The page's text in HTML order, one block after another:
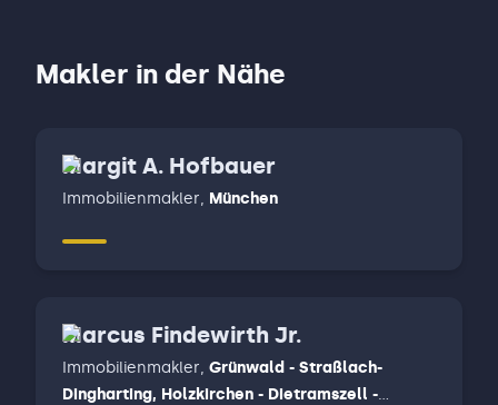
Makler in der Nähe
Margit A. Hofbauer
Immobilienmakler, München
Marcus Findewirth Jr.
Immobilienmakler, Grünwald - Straßlach-
Dingharting, Holzkirchen - Dietramszell -